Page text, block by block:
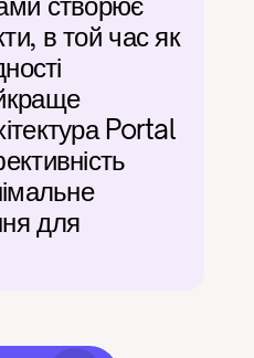
в той час як
Portal
для